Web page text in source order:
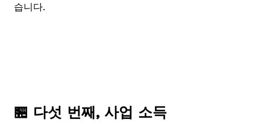
습니다.
🏪 다섯 번째, 사업 소득